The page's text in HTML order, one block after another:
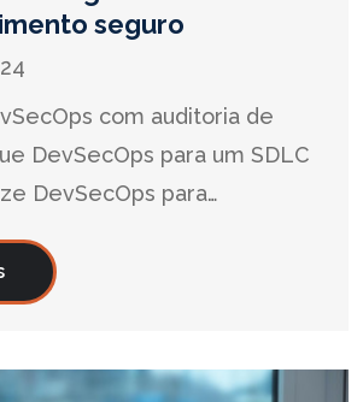
seguro
com auditoria de
DevSecOps para um SDLC
DevSecOps para